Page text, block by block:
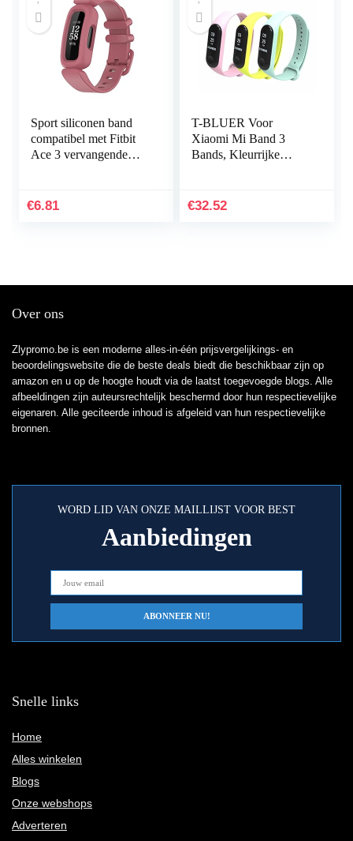
Sport siliconen band
compatibel met Fitbit
Ace 3 vervangende
horlogearmband…
€6.81
T-BLUER Voor
Xiaomi Mi Band 3
Bands, Kleurrijke
Mi Band 3/Mi Band 4
€32.52
Over ons
Zlypromo.be is een moderne alles-in-één prijsvergelijkings- en
beoordelingswebsite die de beste deals biedt die beschikbaar zijn op
amazon en u op de hoogte houdt via de laatst toegevoegde blogs. Alle
afbeeldingen zijn auteursrechtelijk beschermd door hun respectievelijke
eigenaren. Alle geciteerde inhoud is afgeleid van hun respectievelijke
bronnen.
WORD LID VAN ONZE MAILLIJST VOOR BEST
Aanbiedingen
Snelle links
Home
Alles winkelen
Blogs
Onze webshops
Adverteren